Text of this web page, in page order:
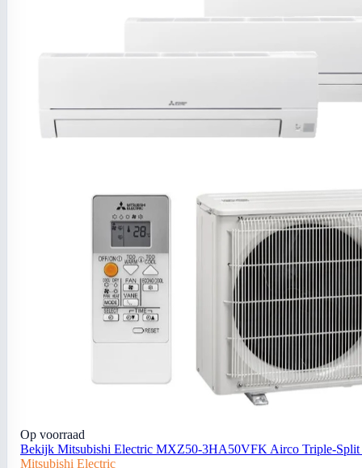
Op voorraad
Bekijk Mitsubishi Electric MXZ50-3HA50VFK Airco Triple-
Mitsubishi Electric